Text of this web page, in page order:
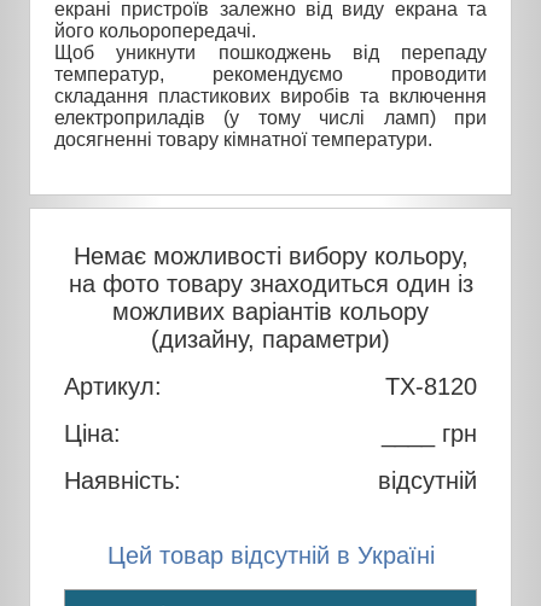
екрані пристроїв залежно від виду екрана та
його кольоропередачі.
Щоб уникнути пошкоджень від перепаду
температур, рекомендуємо проводити
складання пластикових виробів та включення
електроприладів (у тому числі ламп) при
досягненні товару кімнатної температури.
Немає можливості вибору кольору,
на фото товару знаходиться один із
можливих варіантів кольору
(дизайну, параметри)
Артикул:
TX-8120
Ціна:
____ грн
Наявність:
відсутній
Цей товар відсутній в Україні